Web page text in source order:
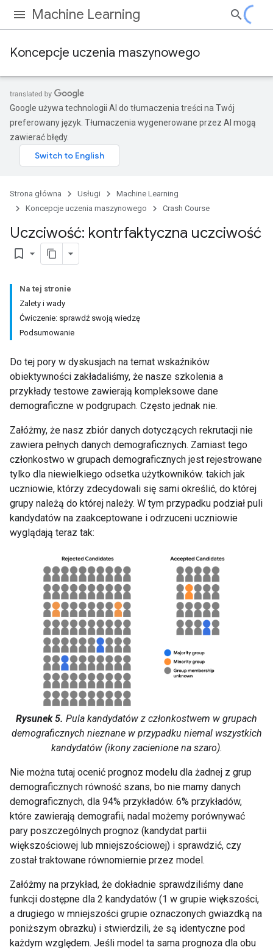
Machine Learning
Koncepcje uczenia maszynowego
Google używa technologii AI do tłumaczenia treści na Twój
preferowany język. Tłumaczenia wygenerowane przez AI mogą
zawierać błędy.
Strona główna Usługi
Machine Learning
Koncepcje uczenia maszynowego
Crash Course
Uczciwość: kontrfaktyczna uczciwość
bookmark_border
Na tej stronie
Zalety i wady
Ćwiczenie: sprawdź swoją wiedzę
Podsumowanie
Do tej pory w dyskusjach na temat wskaźników
obiektywności zakładaliśmy, że nasze szkolenia a
przykłady testowe zawierają kompleksowe dane
demograficzne w podgrupach. Często jednak nie.
Załóżmy, że nasz zbiór danych dotyczących rekrutacji nie
zawiera pełnych danych demograficznych. Zamiast tego
członkostwo w grupach demograficznych jest rejestrowane
tylko dla niewielkiego odsetka użytkowników. takich jak
uczniowie, którzy zdecydowali się sami określić, do której
grupy należą do której należy. W tym przypadku podział puli
kandydatów na zaakceptowane i odrzuceni uczniowie
wyglądają teraz tak:
Rysunek 5. Pula kandydatów z członkostwem w grupach
demograficznych nieznane w przypadku niemal wszystkich
kandydatów (ikony zacienione na szaro).
Nie można tutaj ocenić prognoz modelu dla żadnej z grup
demograficznych równość szans, bo nie mamy danych
demograficznych, dla 94% przykładów. 6% przykładów,
które zawierają demografii, nadal możemy porównywać
pary poszczególnych prognoz (kandydat partii
większościowej lub mniejszościowej) i sprawdzić, czy
został traktowane równomiernie przez model.
Załóżmy na przykład, że dokładnie sprawdziliśmy dane
funkcji dostępne dla 2 kandydatów (1 w grupie większości,
a drugiego w mniejszości grupie oznaczonych gwiazdką na
poniższym obrazku) i stwierdzili, że są identyczne pod
każdym względem. Jeśli model ta sama prognoza dla obu